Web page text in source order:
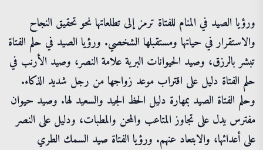
ورؤيا الصيد في المنام للفتاة ترمز إلى تطلعاتها نحو تحقيق النجاح
والاستقرار في حياتها ومستقبلها الشخصي. ورؤيا الصيد في حلم الفتاة
تبشر بالرزق، وصيد الحيوانات البرية علامة النصر، وصيد الأرنب في
حلم الفتاة دليل على اقتراب موعد زواجها من رجل شديد الذكاء.
وحلم الفتاة الصيد بمهارة دليل الحظ الجيد والسعيد لها. وصيد حيوان
مفترس يدل على تجاوز المتاعب والمحن والمطبات، ودليل على النصر
على أعدائها، والابتعاد عنهم. ورؤيا الفتاة صيد السمك الطري